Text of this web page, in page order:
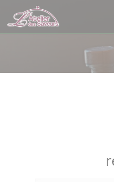
Painel de Gerenciamento de